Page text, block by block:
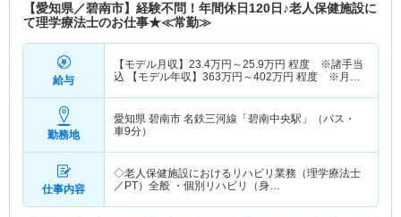
【愛知県／碧南市】経験不問！年間休日120日♪老人保健施設に
て理学療法士のお仕事★≪常勤≫
給与
【モデル月収】 23.4万円～25.9万円 程度 ※諸手当
込 【モデル年収】 363万円～402万円 程度 ※月収
勤務地
愛知県 碧南市 名鉄三河線「碧南中央駅」（バス・
車9分）
仕事内容
◇老人保健施設におけるリハビリ業務（理学療法士
／PT）全般 ・個別リハビリ（身…